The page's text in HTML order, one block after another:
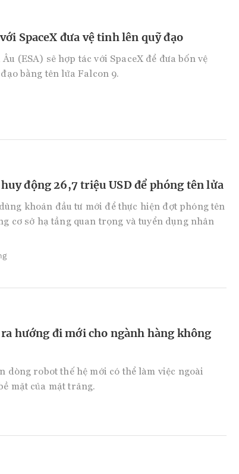
SpaceX đưa vệ tinh lên quỹ đạo
(ESA) sẽ hợp tác với SpaceX để đưa bốn vệ
bằng tên lửa Falcon 9.
động 26,7 triệu USD để phóng tên lửa
khoản đầu tư mới để thực hiện đợt phóng tên
cơ sở hạ tầng quan trọng và tuyển dụng nhân
hướng đi mới cho ngành hàng không
dòng robot thế hệ mới có thể làm việc ngoài
mặt của mặt trăng.